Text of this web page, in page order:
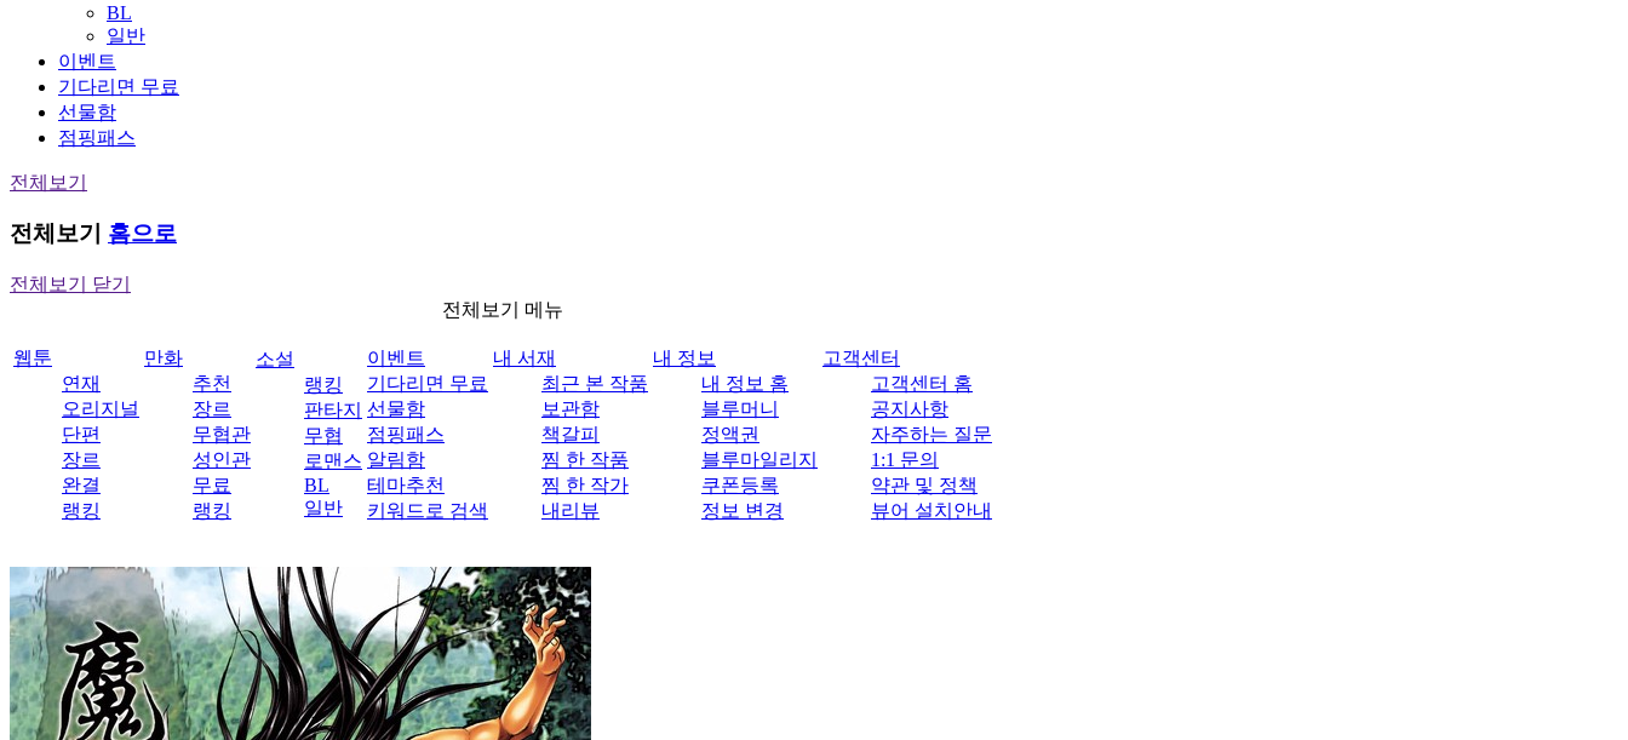
BL
일반
이벤트
기다리면 무료
선물함
점핑패스
전체보기
전체보기 홈으로
전체보기 닫기
전체보기 메뉴
웹툰
연재
오리지널
단편
장르
완결
랭킹
만화
추천
장르
무협관
성인관
무료
랭킹
소설
랭킹
판타지
무협
로맨스
BL
일반
이벤트
기다리면 무료
선물함
점핑패스
알림함
테마추천
키워드로 검색
내 서재
최근 본 작품
보관함
책갈피
찜 한 작품
찜 한 작가
내리뷰
내 정보
내 정보 홈
블루머니
정액권
블루마일리지
쿠폰등록
정보 변경
고객센터
고객센터 홈
공지사항
자주하는 질문
1:1 문의
약관 및 정책
뷰어 설치안내